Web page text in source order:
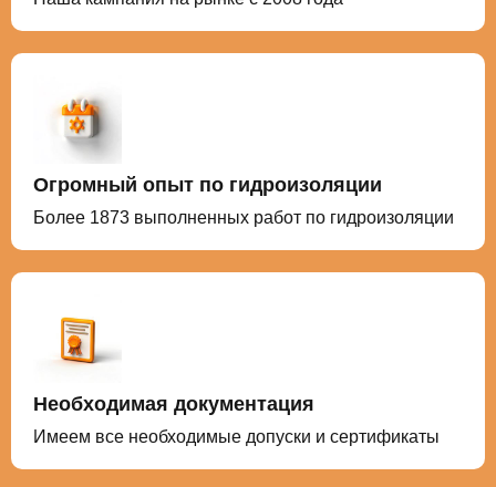
Огромный опыт по гидроизоляции
Более 1873 выполненных работ по гидроизоляции
Необходимая документация
Имеем все необходимые допуски и сертификаты